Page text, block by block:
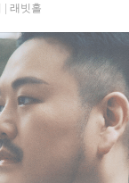
래빗홀